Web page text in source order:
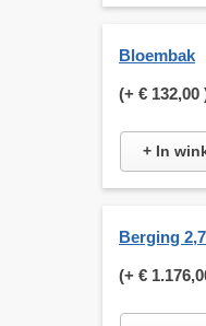
Bloembak
(+ € 132,00
+ In
Berging
(+ €